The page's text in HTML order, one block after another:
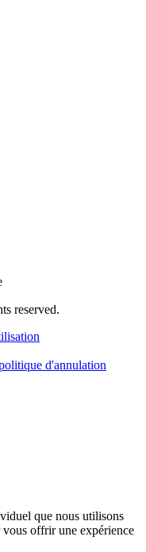
reserved.
d'annulation
que nous utilisons
vous offrir une expérience